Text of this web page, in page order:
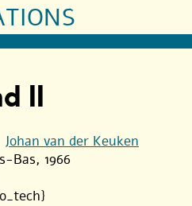
II
Johan van der Keuken
Bas, 1966